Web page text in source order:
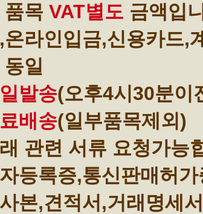
목 VAT별도 금액입
온라인입금,신용카드,
일
발송(오후4시30분이
배송(일부품목제외)
관련 서류 요청가능
등록증,통신판매허가
본,견적서,거래명세서